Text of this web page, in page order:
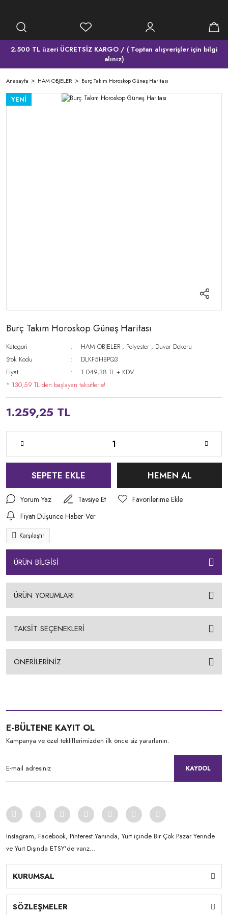
2.500 TL üzeri ÜCRETSİZ KARGO / ( Toptan alışverişler için bilgi
alınız)
Anasayfa HAM OBJELER Burç Takım Horoskop Güneş Haritası
YENİ
Burç Takım Horoskop Güneş Haritası
Kategori HAM OBJELER , Polyester , Duvar Dekoru
Stok Kodu
DLKF5HBPQ3
Fiyat
1.049,38 TL + KDV
* 130,59 TL den başlayan taksitlerle!
1.259,25 TL
SEPETE EKLE HEMEN AL
Yorum Yaz
Tavsiye Et
Fiyatı Düşünce Haber Ver
Karşılaştır
ÜRÜN BİLGİSİ
ÜRÜN YORUMLARI
TAKSİT SEÇENEKLERİ
ÖNERİLERİNİZ
E-BÜLTENE KAYIT OL
Kampanya ve özel tekliflerimizden ilk önce siz yararlanın.
KAYDOL
Instagram, Facebook, Pinterest Yanında, Yurt içinde Bir Çok Pazar Yerinde
ve Yurt Dışında ETSY'de varız...
KURUMSAL
SÖZLEŞMELER